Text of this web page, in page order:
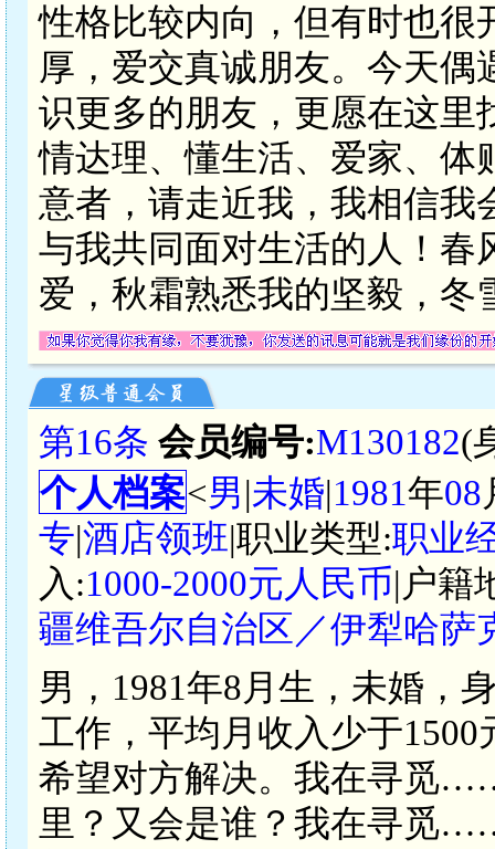
性格比较内向，但有时也很
厚，爱交真诚朋友。今天
识更多的朋友，更愿在这里
情达理、懂生活、爱家、体
意者，请走近我，我相信我
与我共同面对生活的人！春
爱，秋霜熟悉我的坚毅，冬
第16条 会员编号:M130182(
个人档案<男|未婚|1981年08
专|酒店领班|职业类型:职业
入:1000-2000元人民币|户籍
疆维吾尔自治区／伊犁哈萨
男，1981年8月生，未婚，
工作，平均月收入少于
希望对方解决。我在寻觅
里？又会是谁？我在寻觅